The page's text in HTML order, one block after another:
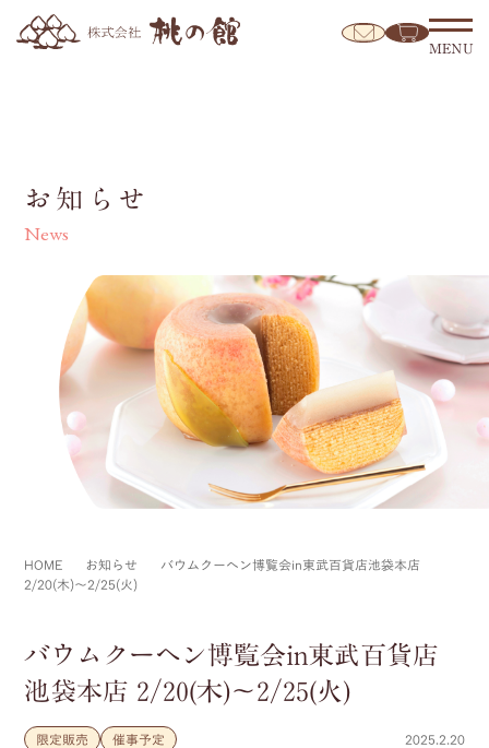
MENU
お知らせ
News
HOME お知らせ
バウムクーヘン博覧会in東武百貨店池袋本店
2/20(木)～2/25(火)
バウムクーヘン博覧会in東武百貨店
池袋本店 2/20(木)～2/25(火)
限定販売 催事予定 2025.2.20